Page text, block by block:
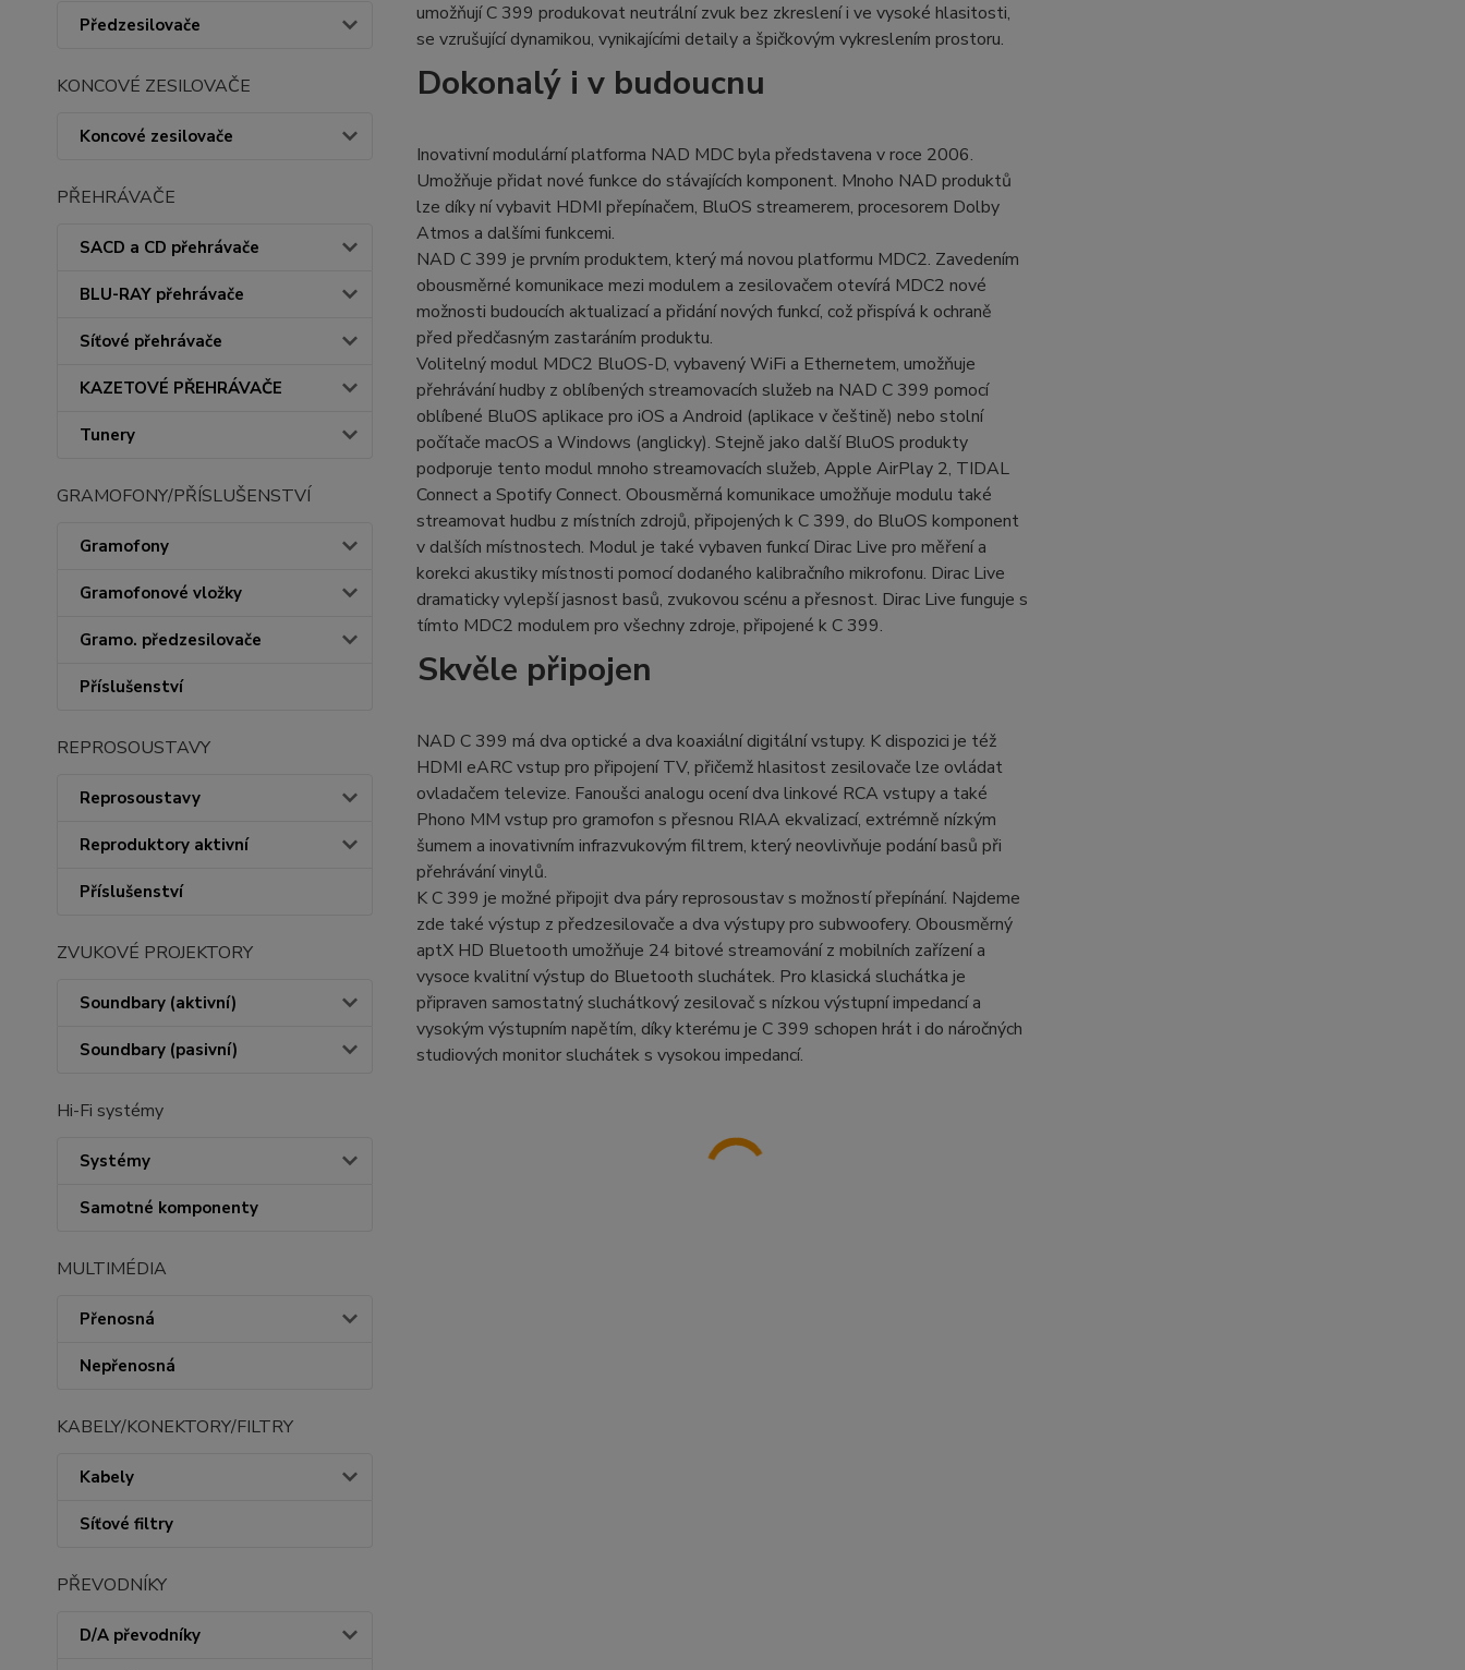
Předzesilovače
KONCOVÉ ZESILOVAČE
Koncové zesilovače
PŘEHRÁVAČE
SACD a CD přehrávače
BLU-RAY přehrávače
Síťové přehrávače
KAZETOVÉ PŘEHRÁVAČE
Tunery
GRAMOFONY/PŘÍSLUŠENSTVÍ
Gramofony
Gramofonové vložky
Gramo. předzesilovače
Příslušenství
REPROSOUSTAVY
Reprosoustavy
Reproduktory aktivní
Příslušenství
ZVUKOVÉ PROJEKTORY
Soundbary (aktivní)
Soundbary (pasivní)
Hi-Fi systémy
Systémy
Samotné komponenty
MULTIMÉDIA
Přenosná
Nepřenosná
KABELY/KONEKTORY/FILTRY
Kabely
Síťové filtry
PŘEVODNÍKY
D/A převodníky
umožňují C 399 produkovat neutrální zvuk bez zkreslení i ve vysoké hlasitosti,
se vzrušující dynamikou, vynikajícími detaily a špičkovým vykreslením prostoru.
Dokonalý i v budoucnu
Inovativní modulární platforma NAD MDC byla představena v roce 2006.
Umožňuje přidat nové funkce do stávajících komponent. Mnoho NAD produktů
lze díky ní vybavit HDMI přepínačem, BluOS streamerem, procesorem Dolby
Atmos a dalšími funkcemi.
NAD C 399 je prvním produktem, který má novou platformu MDC2. Zavedením
obousměrné komunikace mezi modulem a zesilovačem otevírá MDC2 nové
možnosti budoucích aktualizací a přidání nových funkcí, což přispívá k ochraně
před předčasným zastaráním produktu.
Volitelný modul MDC2 BluOS-D, vybavený WiFi a Ethernetem, umožňuje
přehrávání hudby z oblíbených streamovacích služeb na NAD C 399 pomocí
oblíbené BluOS aplikace pro iOS a Android (aplikace v češtině) nebo stolní
počítače macOS a Windows (anglicky). Stejně jako další BluOS produkty
podporuje tento modul mnoho streamovacích služeb, Apple AirPlay 2, TIDAL
Connect a Spotify Connect. Obousměrná komunikace umožňuje modulu také
streamovat hudbu z místních zdrojů, připojených k C 399, do BluOS komponent
v dalších místnostech. Modul je také vybaven funkcí Dirac Live pro měření a
korekci akustiky místnosti pomocí dodaného kalibračního mikrofonu. Dirac Live
dramaticky vylepší jasnost basů, zvukovou scénu a přesnost. Dirac Live funguje s
tímto MDC2 modulem pro všechny zdroje, připojené k C 399.
Skvěle připojen
NAD C 399 má dva optické a dva koaxiální digitální vstupy. K dispozici je též
HDMI eARC vstup pro připojení TV, přičemž hlasitost zesilovače lze ovládat
ovladačem televize. Fanoušci analogu ocení dva linkové RCA vstupy a také
Phono MM vstup pro gramofon s přesnou RIAA ekvalizací, extrémně nízkým
šumem a inovativním infrazvukovým filtrem, který neovlivňuje podání basů při
přehrávání vinylů.
K C 399 je možné připojit dva páry reprosoustav s možností přepínání. Najdeme
zde také výstup z předzesilovače a dva výstupy pro subwoofery. Obousměrný
aptX HD Bluetooth umožňuje 24 bitové streamování z mobilních zařízení a
vysoce kvalitní výstup do Bluetooth sluchátek. Pro klasická sluchátka je
připraven samostatný sluchátkový zesilovač s nízkou výstupní impedancí a
vysokým výstupním napětím, díky kterému je C 399 schopen hrát i do náročných
studiových monitor sluchátek s vysokou impedancí.